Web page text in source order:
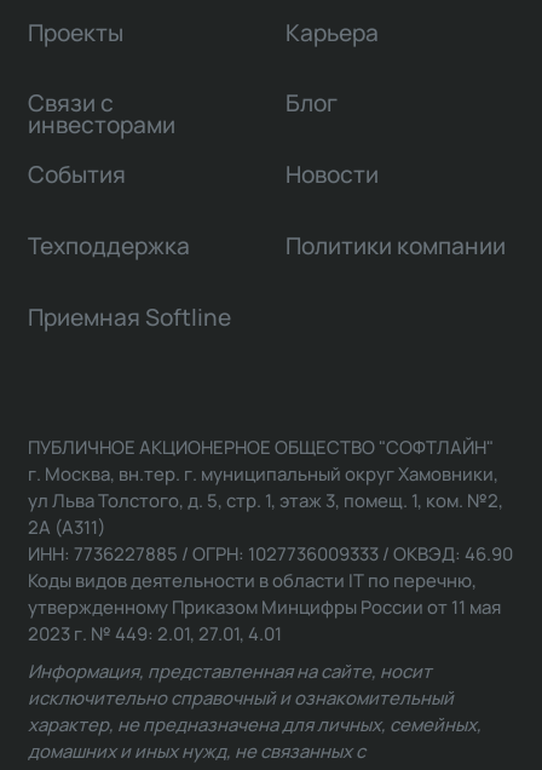
Проекты
Связи с
инвесторами
Карьера
Блог
События Новости
Техподдержка Политики компании
Приемная Softline
ПУБЛИЧНОЕ АКЦИОНЕРНОЕ ОБЩЕСТВО "СОФТЛАЙН"
г. Москва, вн.тер. г. муниципальный округ Хамовники,
ул Льва Толстого, д. 5, стр. 1, этаж 3, помещ. 1, ком. №2,
2А (А311)
ИНН: 7736227885 / ОГРН: 1027736009333 / ОКВЭД: 46.90
Коды видов деятельности в области IT по перечню,
утвержденному Приказом Минцифры России от 11 мая
2023 г. № 449: 2.01, 27.01, 4.01
Информация, представленная на сайте, носит
исключительно справочный и ознакомительный
характер, не предназначена для личных, семейных,
домашних и иных нужд, не связанных с